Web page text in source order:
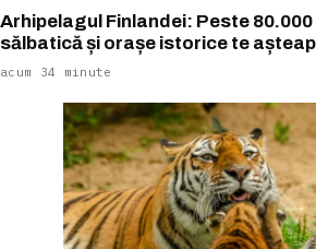
Arhipelagul Finlandei: Peste
sălbatică și orașe istorice te
acum 34 minute